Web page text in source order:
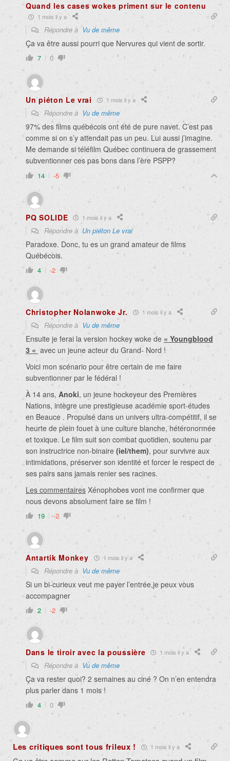
Quand les cases wokes priment sur le contenu
1 mois il y a
Répondre àVu de même
Ça va être aussi pourri que Nervures qui vient de sortir.
7 0
Un piéton Le vrai 1 mois il y a
Répondre à Vu de même
97% des films québécois ont été de pure navet. C’est pas
comme si on s’y attendait pas un peu. Lui aussi j’imagine.
Me demande si téléfilm Québec continuera de grassement
subventionner ces pas bons dans l’ère PSPP?
14 -5
PQ SOLIDE 1 mois il y a
Répondre à Un piéton Le vrai
Paradoxe. Donc, tu es un grand amateur de films
Québécois.
4 -2
Christopher Nolanwoke Jr. 1 mois il y a
Répondre à Vu de même
Ensuite je ferai la version hockey woke de « Youngblood
3 « avec un jeune acteur du Grand- Nord !
Voici mon scénario pour être certain de me faire
subventionner par le fédéral !
À 14 ans, Anoki, un jeune hockeyeur des Premières
Nations, intègre une prestigieuse académie sport-études
en Beauce . Propulsé dans un univers ultra-compétitif, il se
heurte de plein fouet à une culture blanche, hétéronormée
et toxique. Le film suit son combat quotidien, soutenu par
son instructrice non-binaire (iel/them), pour survivre aux
intimidations, préserver son identité et forcer le respect de
ses pairs sans jamais renier ses racines.
Les commentaires Xénophobes vont me confirmer que
nous devons absolument faire se film !
19 -2
Antartik Monkey 1 mois il y a
Répondre à Vu de même
Si un bi-curieux veut me payer l’entrée,je peux vous
accompagner
2 -2
Dans le tiroir avec la poussière 1 mois il y a
Répondre à Vu de même
Ça va rester quoi? 2 semaines au ciné ? On n’en entendra
plus parler dans 1 mois !
4 0
Les critiques sont tous frileux ! 1 mois il y a